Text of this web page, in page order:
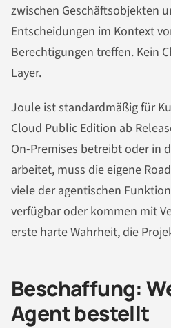
zwischen Geschäftsobjekten
Entscheidungen im Kontext
Berechtigungen treffen. Kein
Layer.
Joule ist standardmäßig für
Cloud Public Edition ab
On-Premises betreibt oder in
arbeitet, muss die eigene
viele der agentischen
verfügbar oder kommen mit
erste harte Wahrheit, die
Beschaffung:
Agent bestellt